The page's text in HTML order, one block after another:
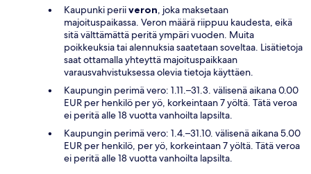
Kaupunki periiveron, joka maksetaan
majoituspaikassa. Veron määrä riippuu kaudesta, eikä
sitä välttämättä peritä ympäri vuoden. Muita
poikkeuksia tai alennuksia saatetaan soveltaa. Lisätietoja
saat ottamalla yhteyttä majoituspaikkaan
varausvahvistuksessa olevia tietoja käyttäen.
Kaupungin perimä vero: 1.11.–31.3. välisenä aikana 0.00
EUR per henkilö per yö, korkeintaan 7 yöltä. Tätä veroa
ei peritä alle 18 vuotta vanhoilta lapsilta.
Kaupungin perimä vero: 1.4.–31.10. välisenä aikana 5.00
EUR per henkilö, per yö, korkeintaan 7 yöltä. Tätä veroa
ei peritä alle 18 vuotta vanhoilta lapsilta.